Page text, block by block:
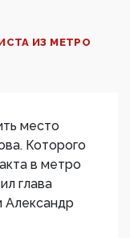
ИЗ МЕТРО
место
Которого
в метро
глава
Александр